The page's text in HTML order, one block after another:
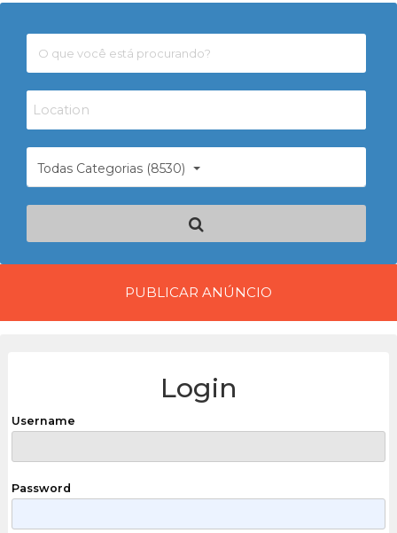
Todas Categorias (8530)
PUBLICAR ANÚNCIO
Login
Username
Password